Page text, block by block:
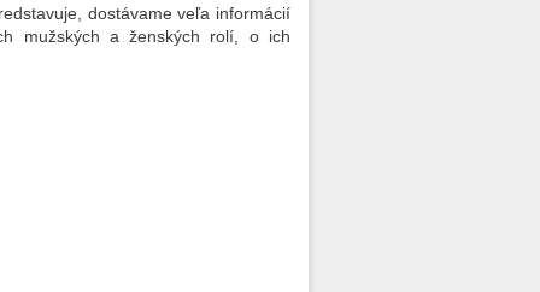
dostávame veľa informácií
mužských a ženských rolí, o ich